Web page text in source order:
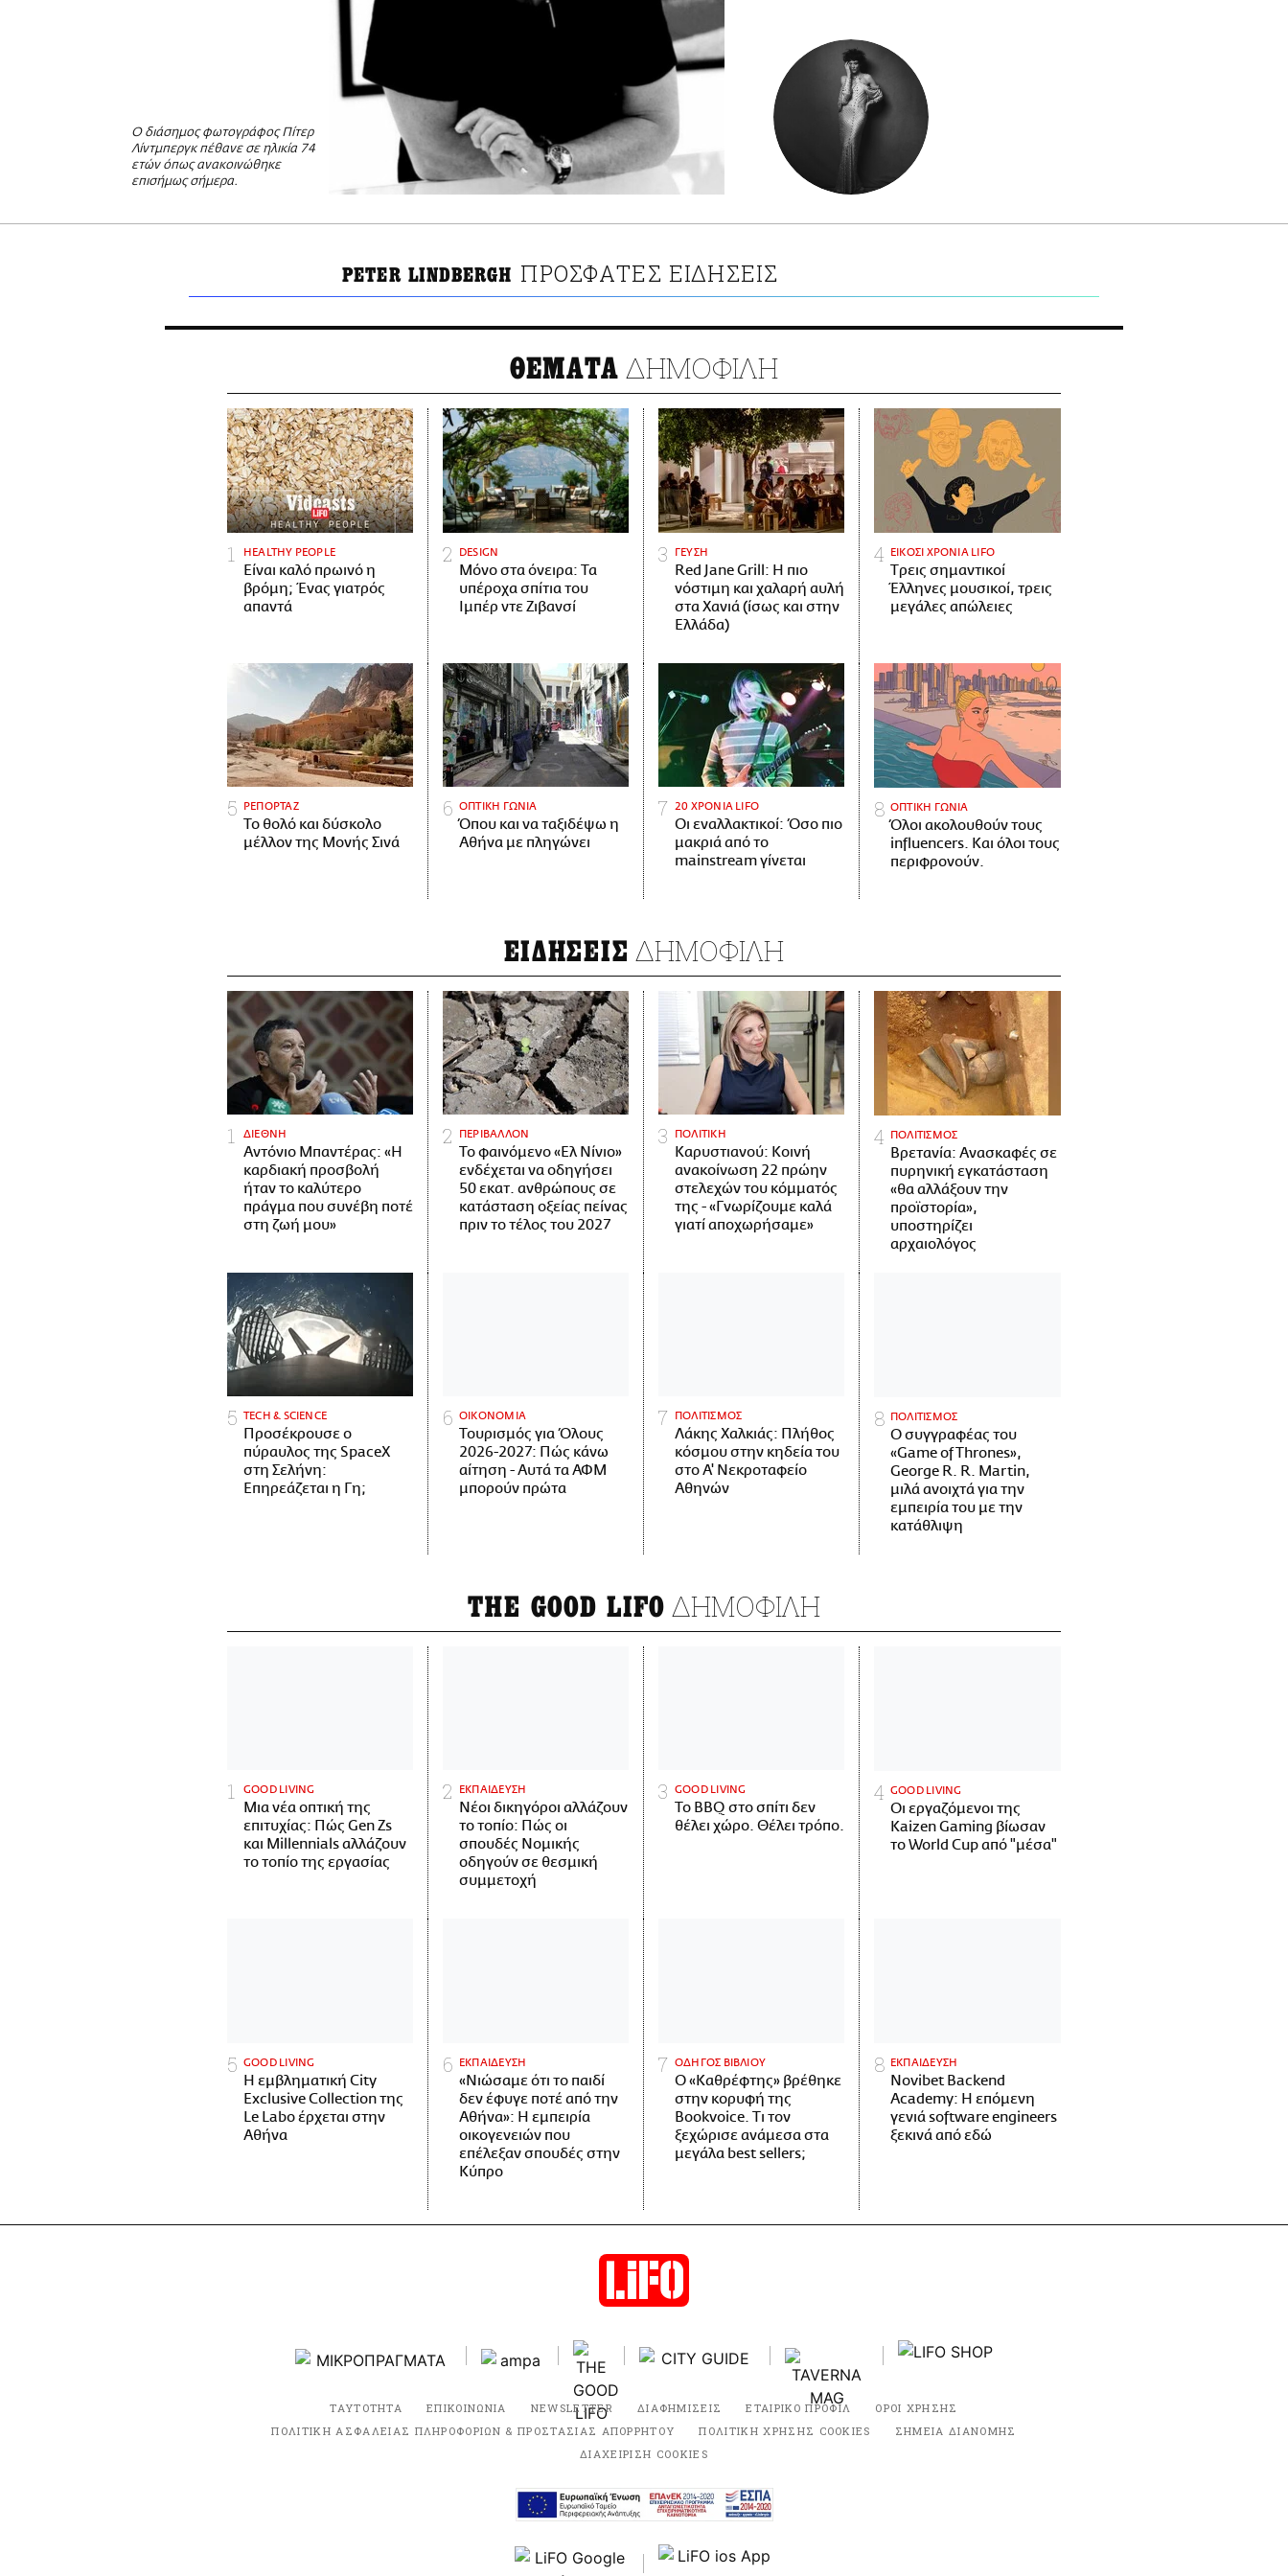
Ο διάσημος φωτογράφος Πίτερ
Λίντμπεργκ πέθανε σε ηλικία 74
ετών όπως ανακοινώθηκε
επισήμως σήμερα.
PETER LINDBERGH ΠΡΟΣΦΑΤΕΣ ΕΙΔΗΣΕΙΣ
ΘΕΜΑΤΑ ΔΗΜΟΦΙΛΗ
HEALTHY PEOPLE
Είναι καλό πρωινό η
βρόμη; Ένας γιατρός
απαντά
DESIGN
Μόνο στα όνειρα: Τα
υπέροχα σπίτια του
Ιμπέρ ντε Ζιβανσί
ΓΕΥΣΗ
Red Jane Grill: Η πιο
νόστιμη και χαλαρή αυλή
στα Χανιά (ίσως και στην
Ελλάδα)
ΕΙΚΟΣΙ ΧΡΟΝΙΑ LIFO
Tρεις σημαντικοί
Έλληνες μουσικοί, τρεις
μεγάλες απώλειες
ΡΕΠΟΡΤΑΖ
Το θολό και δύσκολο
μέλλον της Μονής Σινά
ΟΠΤΙΚΗ ΓΩΝΙΑ
Όπου και να ταξιδέψω η
Αθήνα με πληγώνει
20 ΧΡΟΝΙΑ LIFO
Οι εναλλακτικοί: Όσο πιο
μακριά από το
mainstream γίνεται
ΟΠΤΙΚΗ ΓΩΝΙΑ
Όλοι ακολουθούν τους
influencers. Και όλοι τους
περιφρονούν.
ΕΙΔΗΣΕΙΣ ΔΗΜΟΦΙΛΗ
ΔΙΕΘΝΗ
Αντόνιο Μπαντέρας: «Η
καρδιακή προσβολή
ήταν το καλύτερο
πράγμα που συνέβη ποτέ
στη ζωή μου»
ΠΕΡΙΒΑΛΛΟΝ
Το φαινόμενο «Ελ Νίνιο»
ενδέχεται να οδηγήσει
50 εκατ. ανθρώπους σε
κατάσταση οξείας πείνας
πριν το τέλος του 2027
ΠΟΛΙΤΙΚΗ
Καρυστιανού: Κοινή
ανακοίνωση 22 πρώην
στελεχών του κόμματός
της - «Γνωρίζουμε καλά
γιατί αποχωρήσαμε»
ΠΟΛΙΤΙΣΜΟΣ
Βρετανία: Ανασκαφές σε
πυρηνική εγκατάσταση
«θα αλλάξουν την
προϊστορία»,
υποστηρίζει
αρχαιολόγος
ΤECH & SCIENCE
Προσέκρουσε ο
πύραυλος της SpaceX
στη Σελήνη:
Επηρεάζεται η Γη;
ΟΙΚΟΝΟΜΙΑ
Τουρισμός για Όλους
2026-2027: Πώς κάνω
αίτηση - Αυτά τα ΑΦΜ
μπορούν πρώτα
ΠΟΛΙΤΙΣΜΟΣ
Λάκης Χαλκιάς: Πλήθος
κόσμου στην κηδεία του
στο Α' Νεκροταφείο
Αθηνών
ΠΟΛΙΤΙΣΜΟΣ
Ο συγγραφέας του
«Game of Thrones»,
George R. R. Martin,
μιλά ανοιχτά για την
εμπειρία του με την
κατάθλιψη
THE GOOD LIFO ΔΗΜΟΦΙΛΗ
GOOD LIVING
Μια νέα οπτική της
επιτυχίας: Πώς Gen Zs
και Millennials αλλάζουν
το τοπίο της εργασίας
ΕΚΠΑΙΔΕΥΣΗ
Νέοι δικηγόροι αλλάζουν
το τοπίο: Πώς οι
σπουδές Νομικής
οδηγούν σε θεσμική
συμμετοχή
GOOD LIVING
Το BBQ στο σπίτι δεν
θέλει χώρο. Θέλει τρόπο.
GOOD LIVING
Οι εργαζόμενοι της
Kaizen Gaming βίωσαν
το World Cup από "μέσα"
GOOD LIVING
Η εμβληματική City
Exclusive Collection της
Le Labo έρχεται στην
Αθήνα
ΕΚΠΑΙΔΕΥΣΗ
«Νιώσαμε ότι το παιδί
δεν έφυγε ποτέ από την
Αθήνα»: Η εμπειρία
οικογενειών που
επέλεξαν σπουδές στην
Κύπρο
ΟΔΗΓΟΣ ΒΙΒΛΙΟΥ
Ο «Καθρέφτης» βρέθηκε
στην κορυφή της
Bookvoice. Τι τον
ξεχώρισε ανάμεσα στα
μεγάλα best sellers;
ΕΚΠΑΙΔΕΥΣΗ
Novibet Backend
Academy: Η επόμενη
γενιά software engineers
ξεκινά από εδώ
ΤΑΥΤΟΤΗΤΑ ΕΠΙΚΟΙΝΩΝΙΑ NEWSLETTER ΔΙΑΦΗΜΙΣΕΙΣ ΕΤΑΙΡΙΚΟ ΠΡΟΦΙΛ
ΟΡΟΙ ΧΡΗΣΗΣ
ΠΟΛΙΤΙΚΗ ΑΣΦΑΛΕΙΑΣ ΠΛΗΡΟΦΟΡΙΩΝ & ΠΡΟΣΤΑΣΙΑΣ ΑΠΟΡΡΗΤΟΥ
ΠΟΛΙΤΙΚΗ ΧΡΗΣΗΣ COOKIES
ΣΗΜΕΙΑ ΔΙΑΝΟΜΗΣ
ΔΙΑΧΕΙΡΙΣΗ COOKIES